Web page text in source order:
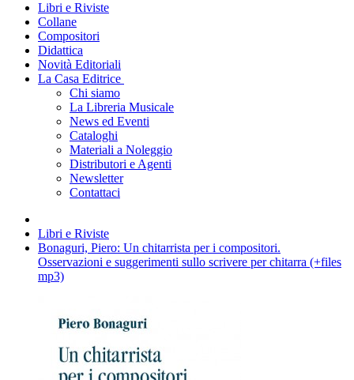
Libri e Riviste
Collane
Compositori
Didattica
Novità Editoriali
La Casa Editrice
Chi siamo
La Libreria Musicale
News ed Eventi
Cataloghi
Materiali a Noleggio
Distributori e Agenti
Newsletter
Contattaci
Libri e Riviste
Bonaguri, Piero: Un chitarrista per i compositori.
Osservazioni e suggerimenti sullo scrivere per chitarra (+files
mp3)